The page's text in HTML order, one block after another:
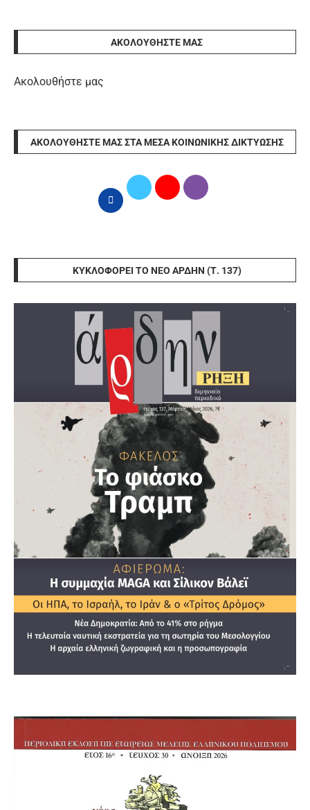
ΑΚΟΛΟΥΘΉΣΤΕ ΜΑΣ
Ακολουθήστε μας
ΑΚΟΛΟΥΘΉΣΤΕ ΜΑΣ ΣΤΑ ΜΈΣΑ ΚΟΙΝΩΝΙΚΉΣ ΔΙΚΤΎΩΣΗΣ
ΚΥΚΛΟΦΟΡΕΊ ΤΟ ΝΈΟ ΆΡΔΗΝ (Τ. 137)